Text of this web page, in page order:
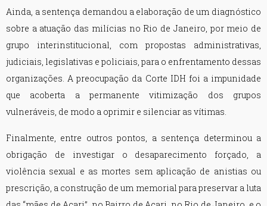
Ainda, a sentença demandou a elaboração de um diagnóstico
sobre a atuação das milícias no Rio de Janeiro, por meio de
grupo interinstitucional, com propostas administrativas,
judiciais, legislativas e policiais, para o enfrentamento dessas
organizações. A preocupação da Corte IDH foi a impunidade
que acoberta a permanente vitimização dos grupos
vulneráveis, de modo a oprimir e silenciar as vítimas.
Finalmente, entre outros pontos, a sentença determinou a
obrigação de investigar o desaparecimento forçado, a
violência sexual e as mortes sem aplicação de anistias ou
prescrição, a construção de um memorial para preservar a luta